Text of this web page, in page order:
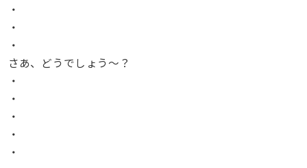
・
・
・
さあ、どうでしょう〜？
・
・
・
・
・